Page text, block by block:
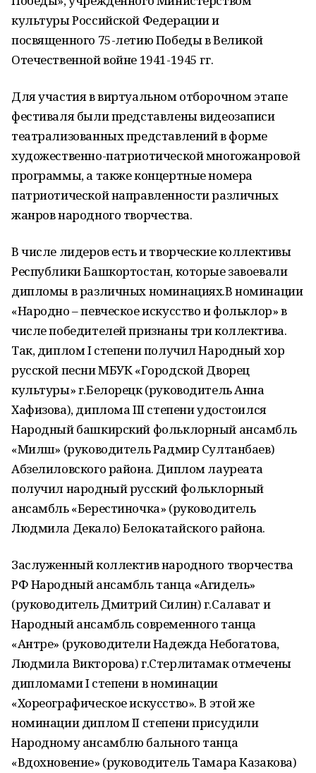
культуры Российской Федерации и
посвященного 75-летию Победы в Великой
Отечественной войне 1941-1945 гг.
Для участия в виртуальном отборочном этапе
фестиваля были представлены видеозаписи
театрализованных представлений в форме
художественно-патриотической многожанровой
программы, а также концертные номера
патриотической направленности различных
жанров народного творчества.
В числе лидеров есть и творческие коллективы
Республики Башкортостан, которые завоевали
дипломы в различных номинациях.В номинации
«Народно – певческое искусство и фольклор» в
числе победителей признаны три коллектива.
Так, диплом I степени получил Народный хор
русской песни МБУК «Городской Дворец
культуры» г.Белорецк (руководитель Анна
Хафизова), диплома III степени удостоился
Народный башкирский фольклорный ансамбль
«Миләш» (руководитель Радмир Султанбаев)
Абзелиловского района. Диплом лауреата
получил народный русский фольклорный
ансамбль «Берестиночка» (руководитель
Людмила Декало) Белокатайского района.
Заслуженный коллектив народного творчества
РФ Народный ансамбль танца «Агидель»
(руководитель Дмитрий Силин) г.Салават и
Народный ансамбль современного танца
«Антре» (руководители Надежда Небогатова,
Людмила Викторова) г.Стерлитамак отмечены
дипломами I степени в номинации
«Хореографическое искусство». В этой же
номинации диплом II степени присудили
Народному ансамблю бального танца
«Вдохновение» (руководитель Тамара Казакова)